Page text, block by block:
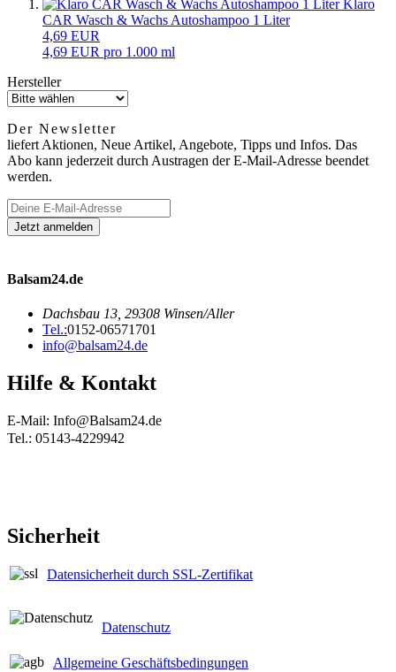
Klaro
CAR Wasch & Wachs Autoshampoo 1 Liter
4,69 EUR
4,69 EUR pro 1.000 ml
Hersteller
Der Newsletter
liefert Aktionen, Neue Artikel, Angebote, Tipps und Infos. Das
Abo kann jederzeit durch Austragen der E-Mail-Adresse beendet
werden.
Balsam24.de
Dachsbau 13, 29308 Winsen/Aller
Tel.:0152-06571701
info@balsam24.de
Hilfe & Kontakt
E-Mail: Info@Balsam24.de
Tel.: 05143-4229942
Sicherheit
Datensicherheit durch SSL-Zertifikat
Datenschutz
Allgemeine Geschäftsbedingungen